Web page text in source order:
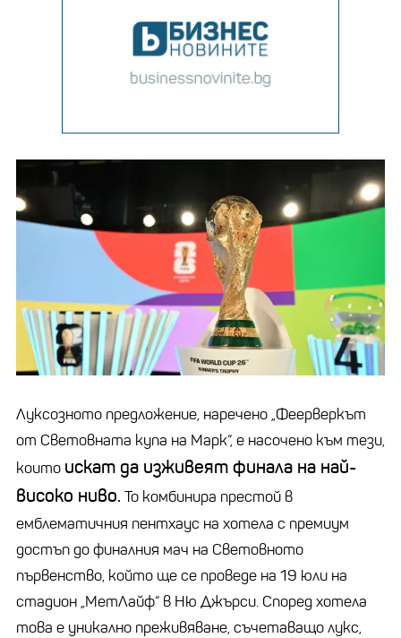
Луксозното предложение, наречено „Феерверкът
от Световната купа на Марк“, е насочено към тези,
които искат да изживеят финала на най-
високо ниво. То комбинира престой в
емблематичния пентхаус на хотела с премиум
достъп до финалния мач на Световното
първенство, който ще се проведе на 19 юли на
стадион „МетЛайф“ в Ню Джърси. Според хотела
това е уникално преживяване, съчетаващо лукс,